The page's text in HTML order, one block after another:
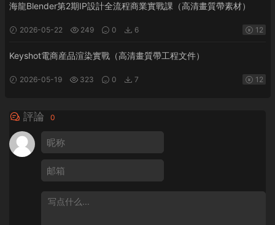
海龍Blender第2期IP設計全流程商業實戰課（高清畫質帶素材）
2026-05-22 249 0 6 12
Keyshot電商産品渲染實戰（高清畫質帶工程文件）
2026-05-19 323 0 7 12
評論 0